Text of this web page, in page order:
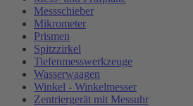
Messschieber
Mikrometer
Prismen
Spitzzirkel
Tiefenmesswerkzeuge
Wasserwaagen
Winkel - Winkelmesser
Zentriergerät mit Messuhr